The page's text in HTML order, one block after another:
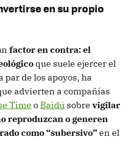
en su propio
factor en contra: el
que suele ejercer el
par de los apoyos, ha
advierten a compañías
Time o Baidú sobre vigilar
reproduzcan o generen
como “subersivo”en el